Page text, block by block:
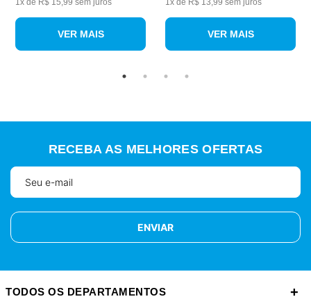
1x de R$ 15,99 sem juros
VER MAIS
1x de R$ 13,99 sem juros
VER MAIS
RECEBA AS MELHORES OFERTAS
ENVIAR
TODOS OS DEPARTAMENTOS +